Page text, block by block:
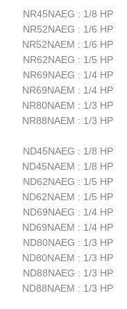
NR45NAEG : 1/8 HP
NR52NAEG : 1/6 HP
NR52NAEM : 1/6 HP
NR62NAEG : 1/5 HP
NR69NAEG : 1/4 HP
NR69NAEM : 1/4 HP
NR80NAEM : 1/3 HP
NR88NAEM : 1/3 HP
ND45NAEG : 1/8 HP
ND45NAEM : 1/8 HP
ND62NAEG : 1/5 HP
ND62NAEM : 1/5 HP
ND69NAEG : 1/4 HP
ND69NAEM : 1/4 HP
ND80NAEG : 1/3 HP
ND80NAEM : 1/3 HP
ND88NAEG : 1/3 HP
ND88NAEM : 1/3 HP